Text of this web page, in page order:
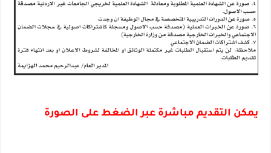
يمكن التقديم مباشرة عبر الضغط على الصورة